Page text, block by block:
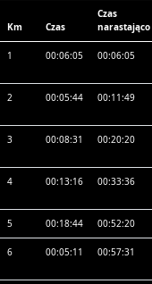
Km Czas
Czas
narastająco
1 00:06:05 00:06:05
2 00:05:44 00:11:49
3 00:08:31 00:20:20
4 00:13:16 00:33:36
5 00:18:44 00:52:20
6 00:05:11 00:57:31